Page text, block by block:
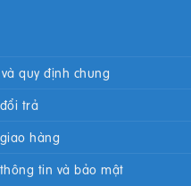
quy định chung
trả
hàng
tin và bảo mật